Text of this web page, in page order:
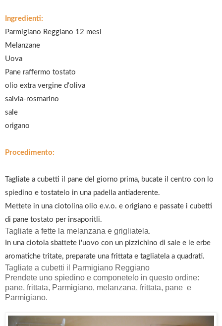
Ingredienti:
Parmigiano Reggiano 12 mesi
Melanzane
Uova
Pane raffermo tostato
olio extra vergine d'oliva
salvia-rosmarino
sale
origano
Procedimento:
Tagliate a cubetti il pane del giorno prima, bucate il centro con lo
spiedino e tostatelo in una padella antiaderente.
Mettete in una ciotolina olio e.v.o. e origiano e passate i cubetti
di pane tostato per insaporitli.
Tagliate a fette la melanzana e grigliatela.
In una ciotola sbattete l'uovo con un pizzichino di sale e le erbe
aromatiche tritate, preparate una frittata e tagliatela a quadrati.
Tagliate a cubetti il Parmigiano Reggiano
Prendete uno spiedino e componetelo in questo ordine:
pane, frittata, Parmigiano, melanzana, frittata, pane e
Parmigiano.